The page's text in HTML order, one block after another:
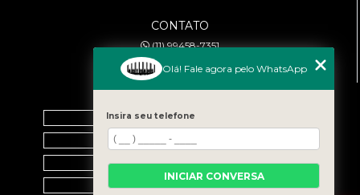
CONTATO
(11) 99458-7351
cursoabtrans@gmail.com
Home
Empresa
Galeria
Contato
Olá! Fale agora pelo WhatsApp
Insira seu telefone
INICIAR CONVERSA